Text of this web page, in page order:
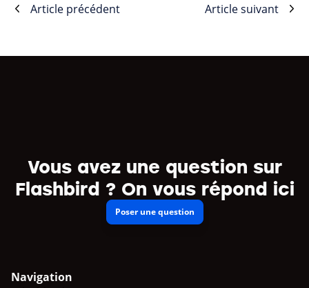
Article précédent Article suivant
Vous avez une question sur
Flashbird ? On vous répond ici
Poser une question
Navigation